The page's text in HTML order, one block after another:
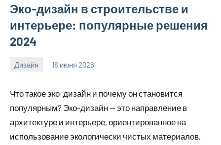
Эко-дизайн в строительстве и
интерьере: популярные решения
2024
Дизайн 18 июня 2026
calvinken_co
Что такое эко-дизайн и почему он становится
популярным? Эко-дизайн — это направление в
архитектуре и интерьере, ориентированное на
использование экологически чистых материалов,